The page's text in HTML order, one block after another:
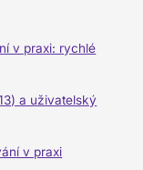
v praxi: rychlé
a uživatelský
v praxi